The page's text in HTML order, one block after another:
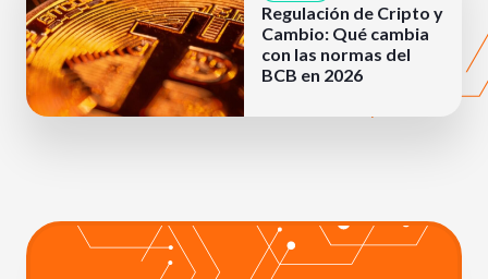
Regulación de Cripto y
Cambio: Qué cambia
con las normas del
BCB en 2026